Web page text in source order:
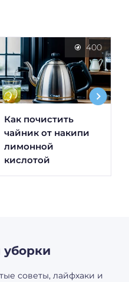
Как почистить
чайник от накипи
лимонной
кислотой
400
уборки
советы, лайфхаки и